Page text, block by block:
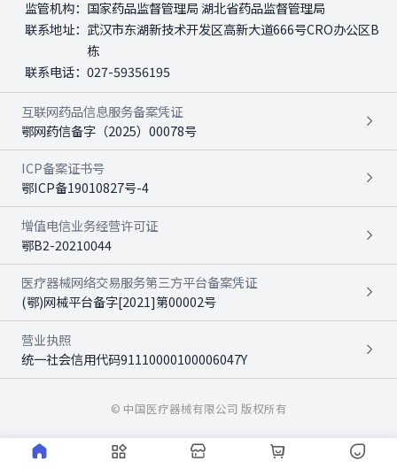
监管机构： 国家药品监督管理局 湖北省药品监督管理局
联系地址： 武汉市东湖新技术开发区高新大道666号CRO办公区B
栋
联系电话： 027-59356195
互联网药品信息服务备案凭证
鄂网药信备字（2025）00078号
ICP备案证书号
鄂ICP备19010827号-4
增值电信业务经营许可证
鄂B2-20210044
医疗器械网络交易服务第三方平台备案凭证
(鄂)网械平台备字[2021]第00002号
营业执照
统一社会信用代码91110000100006047Y
© 中国医疗器械有限公司 版权所有